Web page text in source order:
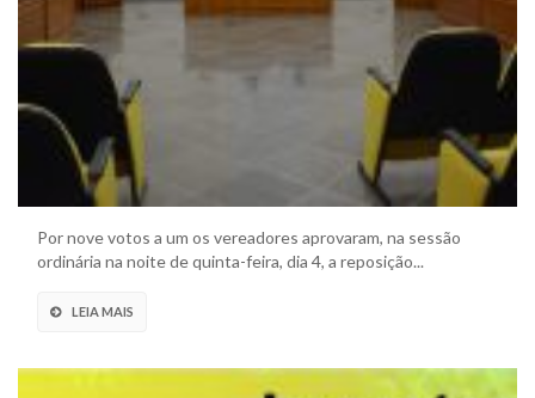
Por nove votos a um os vereadores aprovaram, na sessão
ordinária na noite de quinta-feira, dia 4, a reposição...
LEIA MAIS